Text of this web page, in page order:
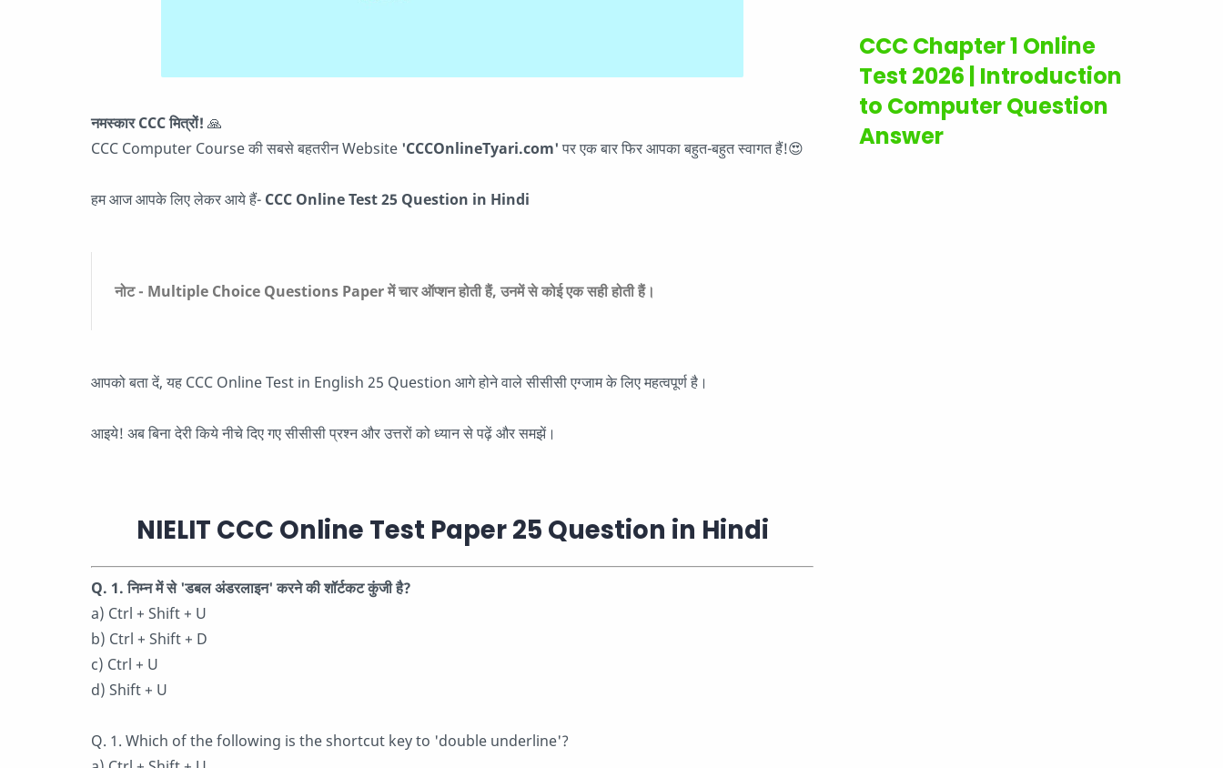
नमस्कार CCC मित्रों! 🙏
CCC Computer Course की सबसे बहतरीन Website 'CCCOnlineTyari.com' पर एक बार फिर आपका बहुत-बहुत स्वागत हैं!😍
हम आज आपके लिए लेकर आये हैं- CCC Online Test 25 Question in Hindi
नोट - Multiple Choice Questions Paper में चार ऑप्शन होती हैं, उनमें से कोई एक सही होती हैं।
आपको बता दें, यह CCC Online Test in English 25 Question आगे होने वाले सीसीसी एग्जाम के लिए महत्वपूर्ण है।
आइये! अब बिना देरी किये नीचे दिए गए सीसीसी प्रश्न और उत्तरों को ध्यान से पढ़ें और समझें।
NIELIT CCC Online Test Paper 25 Question in Hindi
Q. 1. निम्न में से 'डबल अंडरलाइन' करने की शॉर्टकट कुंजी है?
a) Ctrl + Shift + U
b) Ctrl + Shift + D
c) Ctrl + U
d) Shift + U
Q. 1. Which of the following is the shortcut key to 'double underline'?
CCC Chapter 1 Online
Test 2026 | Introduction
to Computer Question
Answer